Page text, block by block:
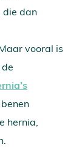
die dan
vooral is
hernia,